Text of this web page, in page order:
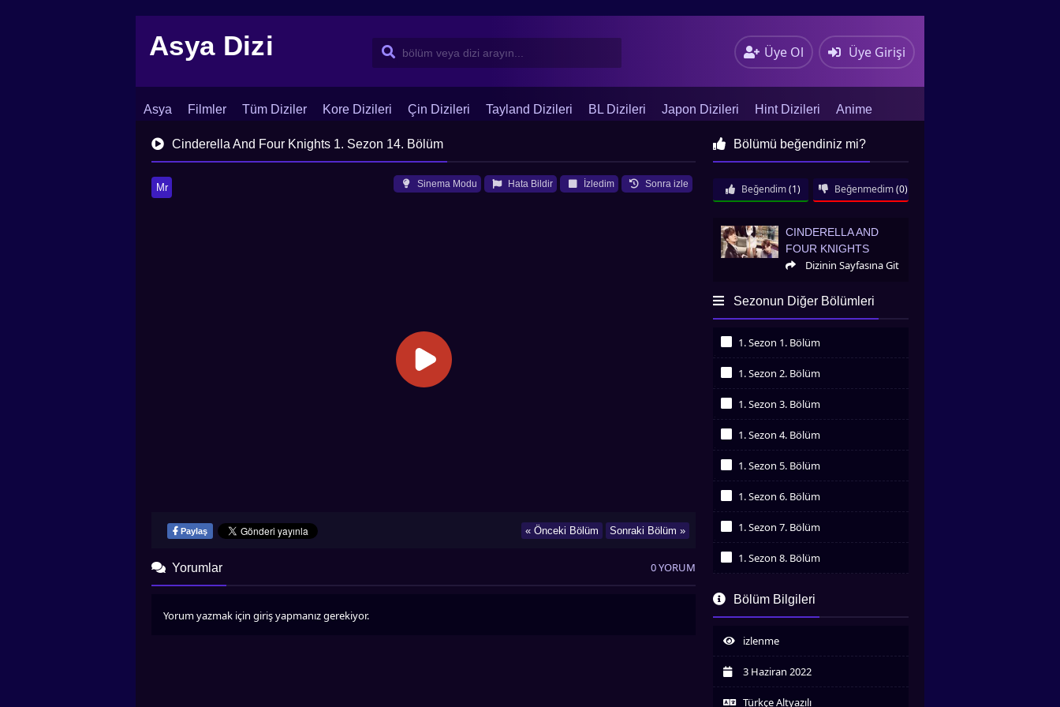
Asya Dizi Üye Ol Üye Girişi
Asya Filmler Tüm Diziler Kore Dizileri Çin Dizileri Tayland Dizileri BL Dizileri Japon Dizileri Hint Dizileri Anime
İletişim Blog Dizi Arşivi
Cinderella And Four Knights 1. Sezon 14. Bölüm
Mr Sonra izle
İzledim
Hata Bildir
Sinema Modu
Paylaş Sonraki Bölüm »
« Önceki Bölüm
Bölümü beğendiniz mi?
Beğendim (1) Beğenmedim (0)
Cinderella And Four Knights
CINDERELLA AND
FOUR KNIGHTS
Dizinin Sayfasına Git
Sezonun Diğer Bölümleri
1. Sezon 1. Bölüm
1. Sezon 2. Bölüm
1. Sezon 3. Bölüm
1. Sezon 4. Bölüm
1. Sezon 5. Bölüm
1. Sezon 6. Bölüm
1. Sezon 7. Bölüm
1. Sezon 8. Bölüm
İzledim
İzledim
1. Sezon 10. Bölüm
İzledim
İzledim
Bölüm Bilgileri
izlenme
3 Haziran 2022
Türkçe Altyazılı
Yorumlar 0 YORUM
Yorum yazmak için giriş yapmanız gerekiyor.